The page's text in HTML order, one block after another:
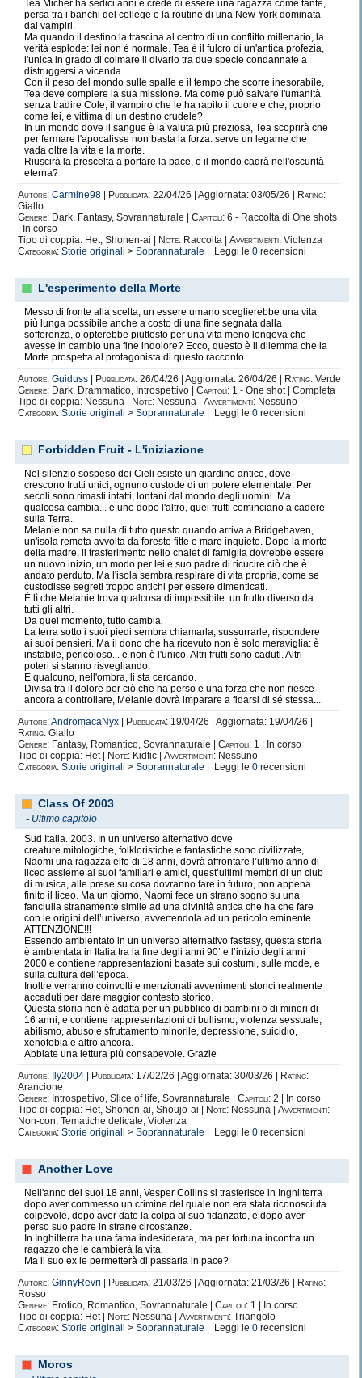
Tea Micher ha sedici anni e crede di essere una ragazza come tante,
persa tra i banchi del college e la routine di una New York dominata
dai vampiri.
​Ma quando il destino la trascina al centro di un conflitto millenario, la
verità esplode: lei non è normale. Tea è il fulcro di un'antica profezia,
l'unica in grado di colmare il divario tra due specie condannate a
distruggersi a vicenda.
​Con il peso del mondo sulle spalle e il tempo che scorre inesorabile,
Tea deve compiere la sua missione. Ma come può salvare l'umanità
senza tradire Cole, il vampiro che le ha rapito il cuore e che, proprio
come lei, è vittima di un destino crudele?
​In un mondo dove il sangue è la valuta più preziosa, Tea scoprirà che
per fermare l'apocalisse non basta la forza: serve un legame che
vada oltre la vita e la morte.
​Riuscirà la prescelta a portare la pace, o il mondo cadrà nell'oscurità
eterna?
Autore: Carmine98 Pubblicata: 22/04/26 | Aggiornata: 03/05/26 |
Rating:
Giallo
Genere: Dark, Fantasy, Sovrannaturale | Capitoli: 6 - Raccolta di One shots
| In corso
Tipo di coppia: Het, Shonen-ai |
Note: Raccolta | Avvertimenti: Violenza
Categoria: Storie originali > Soprannaturale | Leggi le 0 recensioni
L'esperimento della Morte
Messo di fronte alla scelta, un essere umano sceglierebbe una vita
più lunga possibile anche a costo di una fine segnata dalla
sofferenza, o opterebbe piuttosto per una vita meno longeva che
avesse in cambio una fine indolore? Ecco, questo è il dilemma che la
Morte prospetta al protagonista di questo racconto.
Autore: Guiduss Pubblicata: 26/04/26 | Aggiornata: 26/04/26 | Rating: Verde
Genere: Dark, Drammatico, Introspettivo | Capitoli: 1 - One shot | Completa
Tipo di coppia: Nessuna |
Note: Nessuna | Avvertimenti: Nessuno
Categoria: Storie originali > Soprannaturale | Leggi le 0 recensioni
Forbidden Fruit - L'iniziazione
Nel silenzio sospeso dei Cieli esiste un giardino antico, dove
crescono frutti unici, ognuno custode di un potere elementale. Per
secoli sono rimasti intatti, lontani dal mondo degli uomini. Ma
qualcosa cambia... e uno dopo l'altro, quei frutti cominciano a cadere
sulla Terra.
Melanie non sa nulla di tutto questo quando arriva a Bridgehaven,
un'isola remota avvolta da foreste fitte e mare inquieto. Dopo la morte
della madre, il trasferimento nello chalet di famiglia dovrebbe essere
un nuovo inizio, un modo per lei e suo padre di ricucire ciò che è
andato perduto. Ma l'isola sembra respirare di vita propria, come se
custodisse segreti troppo antichi per essere dimenticati.
È lì che Melanie trova qualcosa di impossibile: un frutto diverso da
tutti gli altri.
Da quel momento, tutto cambia.
La terra sotto i suoi piedi sembra chiamarla, sussurrarle, rispondere
ai suoi pensieri. Ma il dono che ha ricevuto non è solo meraviglia: è
instabile, pericoloso... e non è l'unico. Altri frutti sono caduti. Altri
poteri si stanno risvegliando.
E qualcuno, nell'ombra, li sta cercando.
Divisa tra il dolore per ciò che ha perso e una forza che non riesce
ancora a controllare, Melanie dovrà imparare a fidarsi di sé stessa...
Autore:AndromacaNyx Pubblicata: 19/04/26 | Aggiornata: 19/04/26 |
Rating: Giallo
Genere: Fantasy, Romantico, Sovrannaturale | Capitoli: 1 | In corso
Tipo di coppia: Het |
Note: Kidfic | Avvertimenti: Nessuno
Categoria: Storie originali > Soprannaturale | Leggi le 0 recensioni
Class Of 2003
- Ultimo capitolo
Sud Italia. 2003. In un universo alternativo dove
creature mitologiche, folkloristiche e fantastiche sono civilizzate,
Naomi una ragazza elfo di 18 anni, dovrà affrontare l’ultimo anno di
liceo assieme ai suoi familiari e amici, quest’ultimi membri di un club
di musica, alle prese su cosa dovranno fare in futuro, non appena
finito il liceo. Ma un giorno, Naomi fece un strano sogno su una
fanciulla stranamente simile ad una divinità antica che ha che fare
con le origini dell’universo, avvertendola ad un pericolo eminente.
ATTENZIONE!!!
Essendo ambientato in un universo alternativo fastasy, questa storia
è ambientata in Italia tra la fine degli anni 90’ e l’inizio degli anni
2000 e contiene rappresentazioni basate sui costumi, sulle mode, e
sulla cultura dell’epoca.
Inoltre verranno coinvolti e menzionati avvenimenti storici realmente
accaduti per dare maggior contesto storico.
Questa storia non è adatta per un pubblico di bambini o di minori di
16 anni, e contiene rappresentazioni di bullismo, violenza sessuale,
abilismo, abuso e sfruttamento minorile, depressione, suicidio,
xenofobia e altro ancora.
Abbiate una lettura più consapevole. Grazie
Autore:
Ily2004 Pubblicata: 17/02/26 | Aggiornata: 30/03/26 |
Rating:
Arancione
Genere: Introspettivo, Slice of life, Sovrannaturale | Capitoli: 2 | In corso
Tipo di coppia: Het, Shonen-ai, Shoujo-ai |
Note: Nessuna | Avvertimenti:
Non-con, Tematiche delicate, Violenza
Categoria: Storie originali > Soprannaturale | Leggi le 0 recensioni
Another Love
Nell'anno dei suoi 18 anni, Vesper Collins si trasferisce in Inghilterra
dopo aver commesso un crimine del quale non era stata riconosciuta
colpevole, dopo aver dato la colpa al suo fidanzato, e dopo aver
perso suo padre in strane circostanze.
In Inghilterra ha una fama indesiderata, ma per fortuna incontra un
ragazzo che le cambierà la vita.
Ma il suo ex le permetterà di passarla in pace?
Autore: GinnyRevri Pubblicata: 21/03/26 | Aggiornata: 21/03/26 |
Rating:
Rosso
Genere: Erotico, Romantico, Sovrannaturale | Capitoli: 1 | In corso
Tipo di coppia: Het |
Note: Nessuna | Avvertimenti: Triangolo
Categoria: Storie originali > Soprannaturale | Leggi le 0 recensioni
Moros